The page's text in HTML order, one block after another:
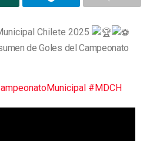
Chilete 2025
de Goles del Campeonato
#MDCH